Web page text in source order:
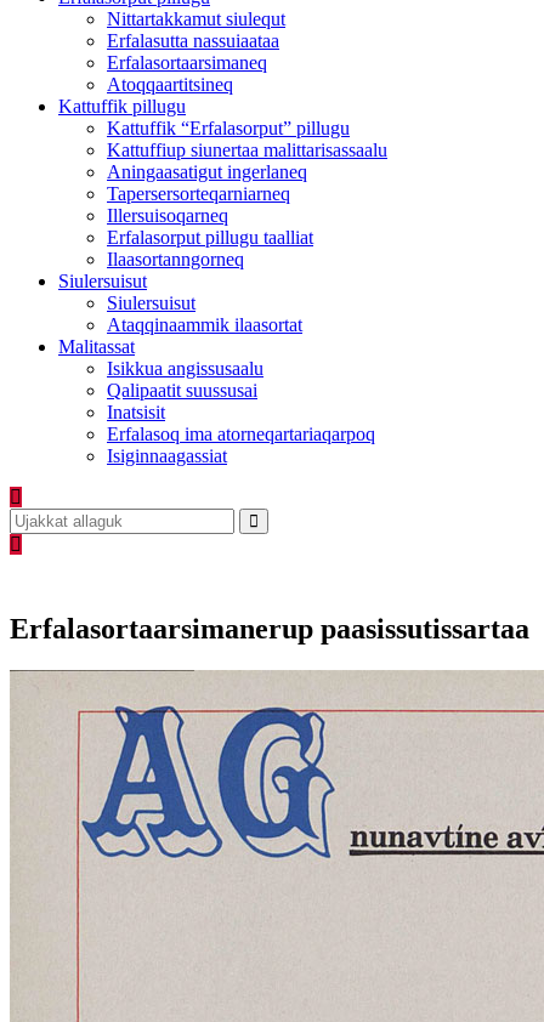
Nittartakkamut siulequt
Erfalasutta nassuiaataa
Erfalasortaarsimaneq
Atoqqaartitsineq
Kattuffik pillugu
Kattuffik “Erfalasorput” pillugu
Kattuffiup siunertaa malittarisassaalu
Aningaasatigut ingerlaneq
Tapersersorteqarniarneq
Illersuisoqarneq
Erfalasorput pillugu taalliat
Ilaasortanngorneq
Siulersuisut
Siulersuisut
Ataqqinaammik ilaasortat
Malitassat
Isikkua angissusaalu
Qalipaatit suussusai
Inatsisit
Erfalasoq ima atorneqartariaqarpoq
Isiginnaagassiat
Erfalasortaarsimanerup paasissutissartaa